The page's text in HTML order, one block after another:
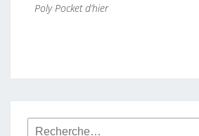
Poly Pocket d’hier
Rechercher :